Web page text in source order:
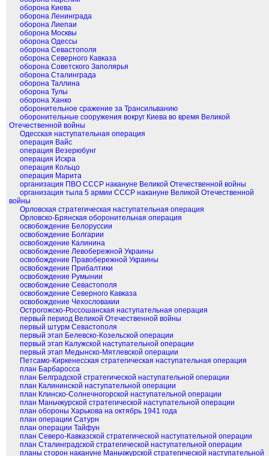
оборона Киева
оборона Ленинграда
оборона Лиепаи
оборона Москвы
оборона Одессы
оборона Севастополя
оборона Северного Кавказа
оборона Советского Заполярья
оборона Сталинграда
оборона Таллина
оборона Тулы
оборона Ханко
оборонительное сражение за Трансильванию
оборонительные сооружения вокруг Киева во время Великой
Отечественной войны
Одесская наступательная операция
операция Вайс
операция Везерюбунг
операция Искра
операция Кольцо
операция Марита
организация ПВО СССР накануне Великой Отечественной войны
организация тыла 5 армии СССР накануне Великой Отечественной
войны
Орловская стратегическая наступательная операция
Орловско-Брянская оборонительная операция
освобождение Белоруссии
освобождение Болгарии
освобождение Калинина
освобождение Левобережной Украины
освобождение Правобережной Украины
освобождение Прибалтики
освобождение Румынии
освобождение Севастополя
освобождение Северного Кавказа
освобождение Чехословакии
Острогожско-Россошанская наступательная операция
первый период Великой Отечественной войны
первый штурм Севастополя
первый этап Белевско-Козельской операции
первый этап Калужской наступательной операции
первый этап Медынско-Мятлевской операции
Петсамо-Киркенесская стратегическая наступательная операция
план Барбаросса
план Белградской стратегической наступательной операции
план Калининской наступательной операции
план Клинско-Солнечногорской наступательной операции
план Маньчжурской стратегической наступательной операции
план обороны Харькова на октябрь 1941 года
план операции Сатурн
план операции Тайфун
план Северо-Кавказской стратегической наступательной операции
план Сталинградской стратегической наступательной операции
планы сторон накануне Маньчжурской стратегической наступательной